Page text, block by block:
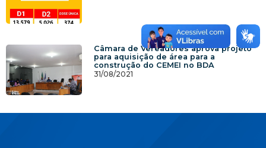
Câmara de Vereadores aprova projeto
para aquisição de área para a
construção do CEMEI no BDA
31/08/2021